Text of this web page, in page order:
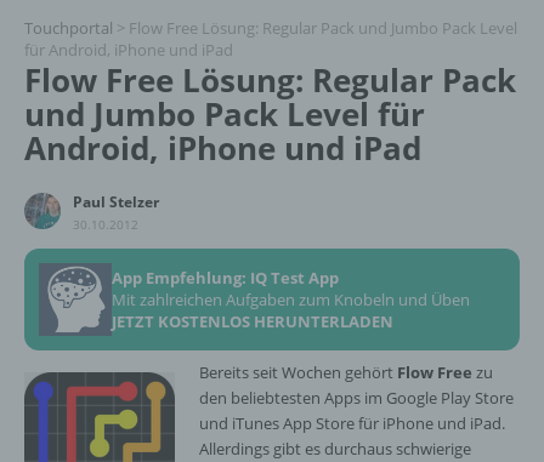
Touchportal > Flow Free Lösung: Regular Pack und Jumbo Pack Level
für Android, iPhone und iPad
Flow Free Lösung: Regular Pack
und Jumbo Pack Level für
Android, iPhone und iPad
Paul Stelzer
30.10.2012
App Empfehlung: IQ Test App
Mit zahlreichen Aufgaben zum Knobeln und Üben
JETZT KOSTENLOS HERUNTERLADEN
Bereits seit Wochen gehört Flow Free zu
den beliebtesten Apps im Google Play Store
und iTunes App Store für iPhone und iPad.
Allerdings gibt es durchaus schwierige